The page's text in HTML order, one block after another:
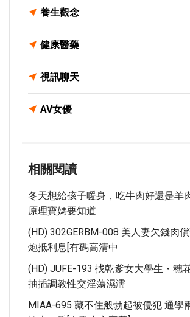
養生觀念
健康醫藥
視訊聊天
AV女優
相關閱讀
冬天想給孩子暖身，吃牛肉好還是羊
原理寶媽要知道
(HD) 302GERBM-008 美人妻欠錢肉
炮抵利息[有碼高清中
(HD) JUFE-193 找乾爹女大學生・穗
抽插調教性交淫蕩濕濡
MIAA-695 藏不住般勃起被侵犯 通學